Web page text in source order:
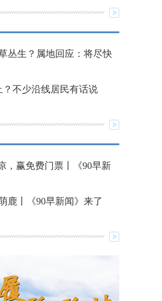
丛生？属地回应：将尽快
不少沿线居民有话说
，赢免费门票丨《90早新
鹿丨《90早新闻》来了